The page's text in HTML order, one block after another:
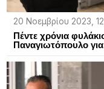
20 Νοεμβρίου 2023,
Πέντε χρόνια
Παναγιωτόπουλο